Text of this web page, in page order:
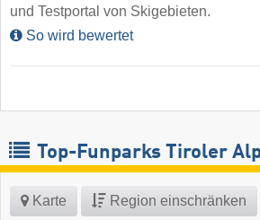
und Testportal von Skigebieten.
So wird bewertet
Top-Funparks Tiroler
Karte Region einschränken